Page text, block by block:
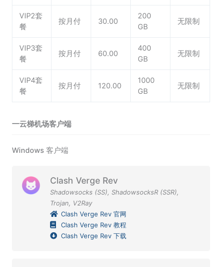
VIP2套
餐
按月付 30.00
200
GB
无限制
VIP3套
餐
按月付 60.00
400
GB
无限制
VIP4套
餐
按月付 120.00
1000
GB
无限制
一云梯机场客户端
Windows 客户端
Clash Verge Rev
Shadowsocks (SS), ShadowsocksR (SSR),
Trojan, V2Ray
Clash Verge Rev 官网
Clash Verge Rev 教程
Clash Verge Rev 下载